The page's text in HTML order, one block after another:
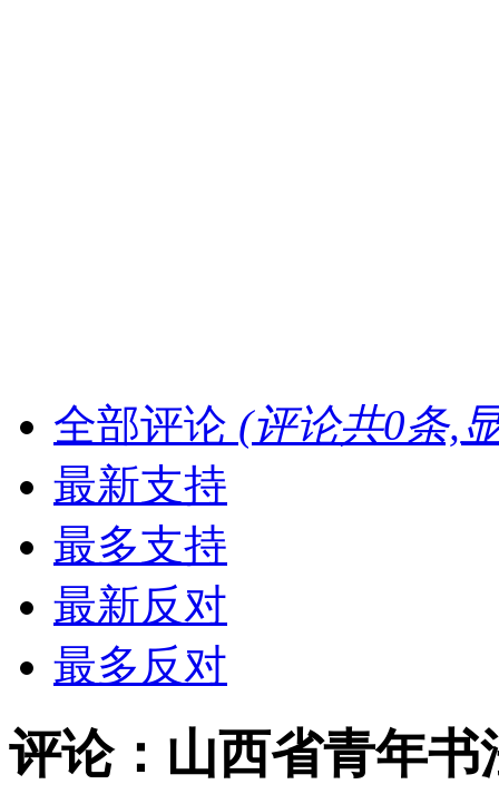
全部评论 (评论共0条,
最新支持
最多支持
最新反对
最多反对
评论：山西省青年